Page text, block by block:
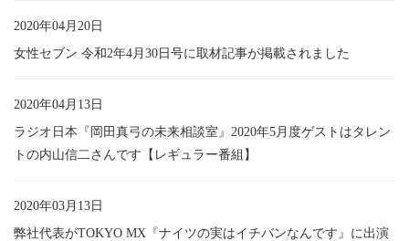
2020年04月20日
女性セブン 令和2年4月30日号に取材記事が掲載されました
2020年04月13日
ラジオ日本『岡田真弓の未来相談室』2020年5月度ゲストはタレン
トの内山信二さんです【レギュラー番組】
2020年03月13日
弊社代表がTOKYO MX『ナイツの実はイチバンなんです』に出演